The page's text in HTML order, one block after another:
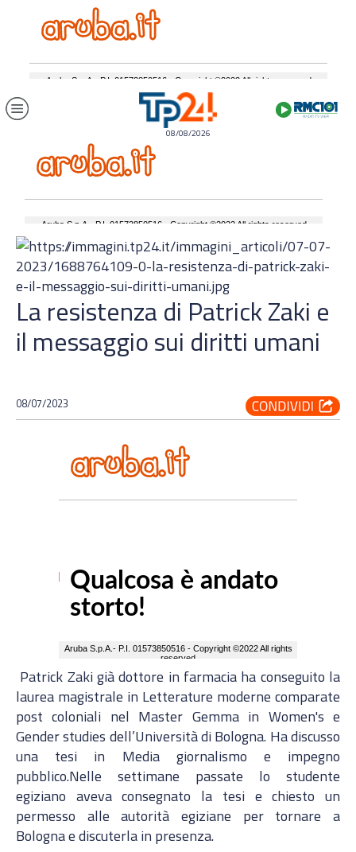
08/08/2026
La resistenza di Patrick Zaki e
il messaggio sui diritti umani
08/07/2023
Patrick Zaki già dottore in farmacia ha conseguito la
laurea magistrale in Letterature moderne comparate
post coloniali nel Master Gemma in Women's e
Gender studies dell’Università di Bologna. Ha discusso
una tesi in Media giornalismo e impegno
pubblico.Nelle settimane passate lo studente
egiziano aveva consegnato la tesi e chiesto un
permesso alle autorità egiziane per tornare a
Bologna e discuterla in presenza.